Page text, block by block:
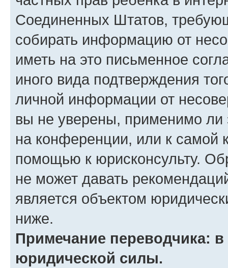
Соединенных Штатов,
собирать информацию от
иметь на это письменное
иного вида подтверждения
личной информации от
вы не уверены, применимо ли
на конференции, или к самой
помощью к юрисконсульту.
не может давать
является объектом
ниже.
Примечание переводчика:
юридической силы.